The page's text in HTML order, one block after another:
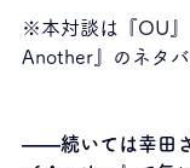
※本対談は『OU
Another』のネタバ
――続いては幸田